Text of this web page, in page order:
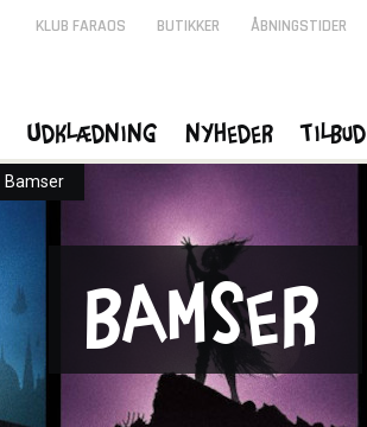
Bamser
Bamser
KLUB FARAOS BUTIKKER ÅBNINGSTIDER
Udklædning Nyheder Tilbud